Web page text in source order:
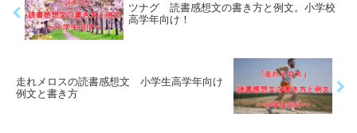
ツナグ 読書感想文の書き方と例文。小学校
高学年向け！
走れメロスの読書感想文 小学生高学年向け
例文と書き方